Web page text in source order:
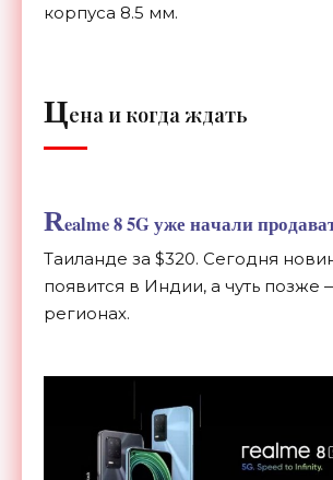
корпуса 8.5 мм.
Цена и когда ждать
Realme 8 5G уже начали
Таиланде за $320. Сегодня
появится в Индии, а чуть позже
регионах.